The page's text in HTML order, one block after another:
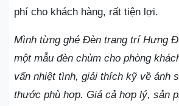
phí cho khách hàng, rất tiện lợi.
Mình từng ghé Đèn trang trí Hưng
một mẫu đèn chùm cho phòng
vấn nhiệt tình, giải thích kỹ về ánh
thước phù hợp. Giá cả hợp lý, sản